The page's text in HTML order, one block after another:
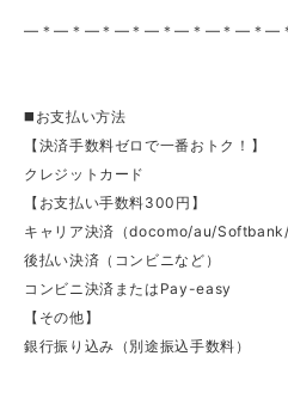
—＊—＊—＊—＊—＊—＊—＊—＊—
◼️お支払い方法
【決済手数料ゼロで一番おトク！】
クレジットカード
【お支払い手数料300円】
キャリア決済（docomo/au/Softbank/
後払い決済（コンビニなど）
コンビニ決済またはPay-easy
【その他】
銀行振り込み（別途振込手数料）